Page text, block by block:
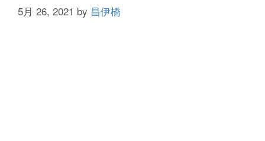
5月 26, 2021 by 昌伊橋